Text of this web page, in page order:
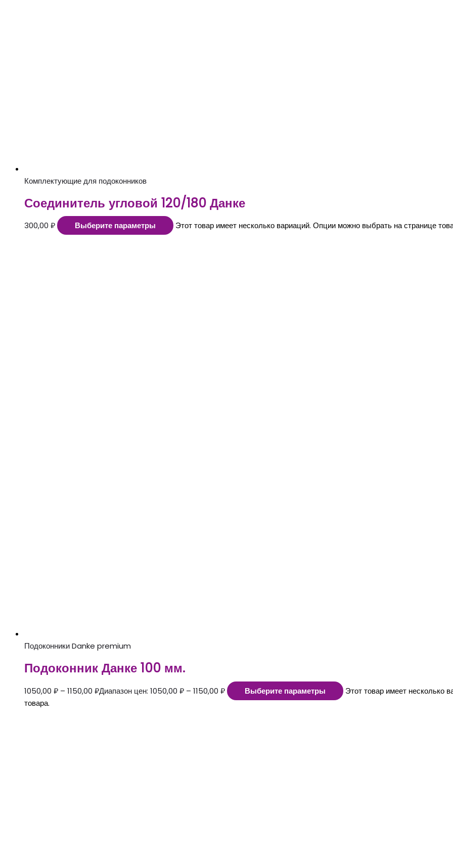
Комплектующие для подоконников
Соединитель угловой 120/180 Данке
300,00 ₽ Выберите параметры Этот товар имеет несколько вариаций. Опции можно выбрать на странице
Подоконники Danke premium
Подоконник Данке 100 мм.
1050,00 ₽ – 1150,00 ₽Диапазон цен: 1050,00 ₽ – 1150,00 ₽ Выберите параметры
Этот товар имеет несколько
товара.